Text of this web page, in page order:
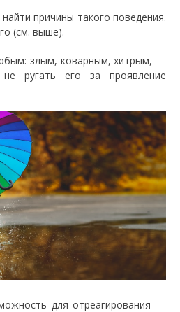
причины такого поведения.
(см. выше).
злым, коварным, хитрым, —
ругать его за проявление
для отреагирования —